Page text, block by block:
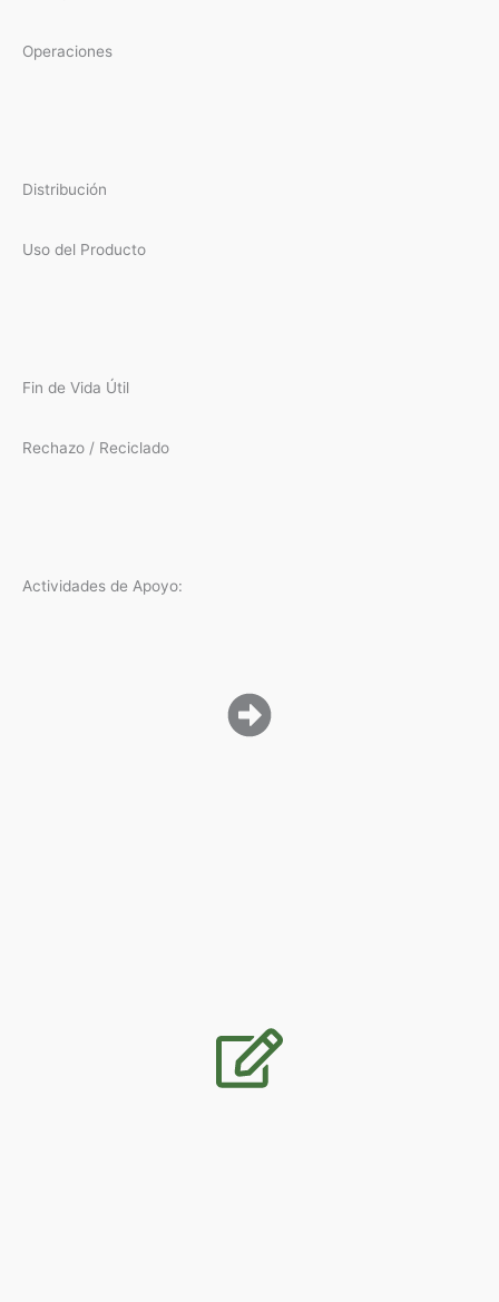
Operaciones
Distribución
Uso del Producto
Fin de Vida Útil
Rechazo / Reciclado
Actividades de Apoyo: